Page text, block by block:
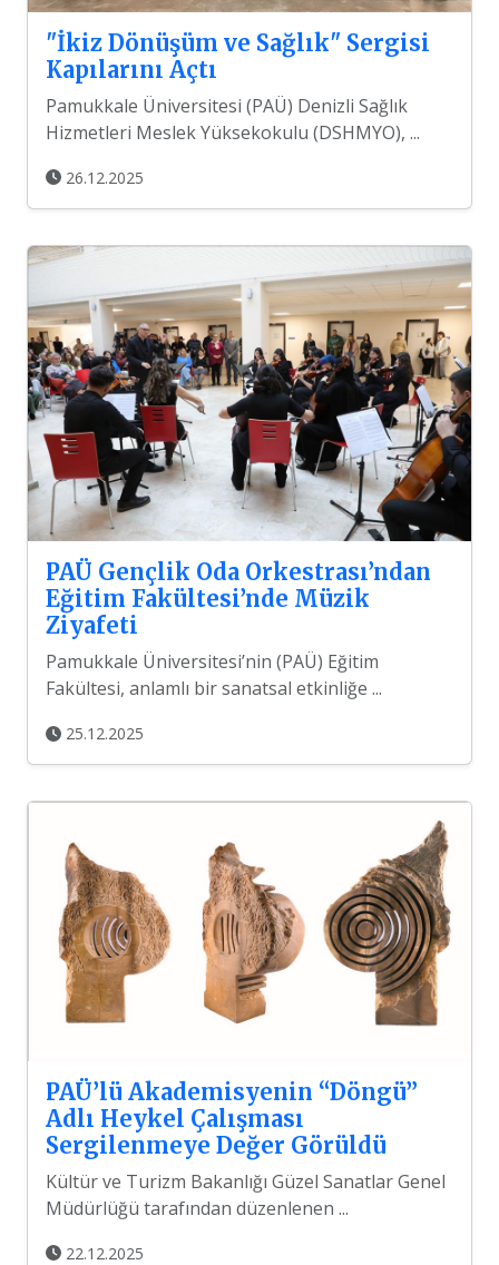
"İkiz Dönüşüm ve Sağlık" Sergisi
Kapılarını Açtı
Pamukkale Üniversitesi (PAÜ) Denizli Sağlık
Hizmetleri Meslek Yüksekokulu (DSHMYO), ...
26.12.2025
PAÜ Gençlik Oda Orkestrası’ndan
Eğitim Fakültesi’nde Müzik
Ziyafeti
Pamukkale Üniversitesi’nin (PAÜ) Eğitim
Fakültesi, anlamlı bir sanatsal etkinliğe ...
25.12.2025
PAÜ’lü Akademisyenin “Döngü”
Adlı Heykel Çalışması
Sergilenmeye Değer Görüldü
Kültür ve Turizm Bakanlığı Güzel Sanatlar Genel
Müdürlüğü tarafından düzenlenen ...
22.12.2025